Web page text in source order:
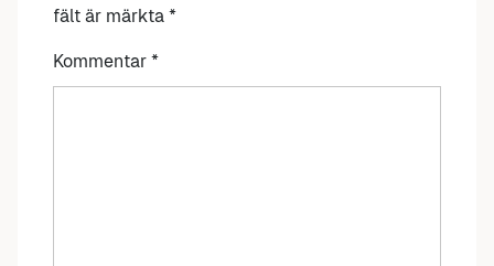
fält är märkta *
Kommentar *